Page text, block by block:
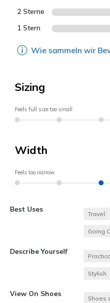
2 Sterne
1 Stern
Wie sammeln wir
Sizing
Feels full size too small
Width
Feels too narrow
Best Uses
Travel
Going
Describe Yourself
Stylish
View On Shoes
Shoes